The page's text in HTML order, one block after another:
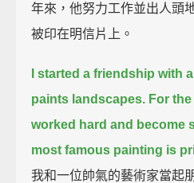
年來，他努力工作並出人頭
被印在明信片上。
I started a friendship with
paints landscapes. For
worked hard and become
most famous painting is
我和一位帥氣的藝術家當起